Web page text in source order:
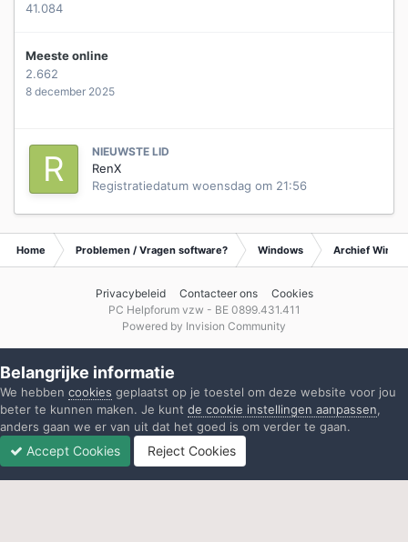
41.084
Meeste online
2.662
8 december 2025
NIEUWSTE LID
RenX
Registratiedatum woensdag om 21:56
Home Problemen / Vragen software? Windows Archief
Privacybeleid Contacteer ons
Cookies
PC Helpforum vzw - BE 0899.431.411
Powered by Invision Community
Belangrijke informatie
We hebben cookies geplaatst op je toestel om deze website voor jou
beter te kunnen maken. Je kunt de cookie instellingen aanpassen,
anders gaan we er van uit dat het goed is om verder te gaan.
Accept Cookies Reject Cookies
Ongelezen